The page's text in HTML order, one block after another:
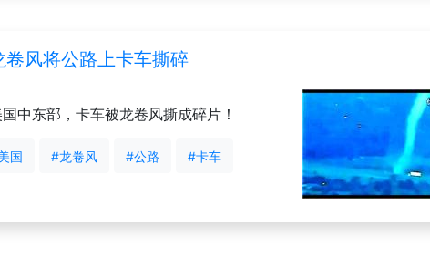
卷风将公路上卡车撕碎
中东部，卡车被龙卷风撕成碎片！
国 #龙卷风 #公路 #卡车